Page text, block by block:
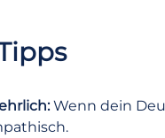
Wenn dein